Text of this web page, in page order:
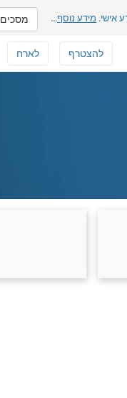
אישי. מידע נוסף... מסכים
להצטרף לארח